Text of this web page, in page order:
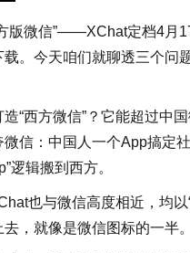
微信”——XChat定档4月
。今天咱们就聊透三个问
西方微信”？它能超过中
信：中国人一个App搞定
逻辑搬到西方。
也与微信高度相近，均以
，就像是微信图标的一半。